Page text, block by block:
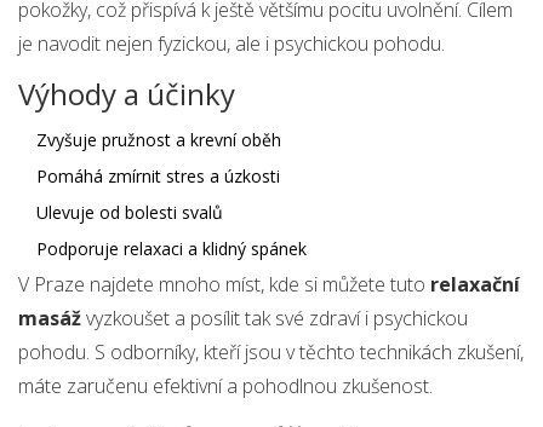
pokožky, což přispívá k ještě většímu pocitu uvolnění. Cílem
je navodit nejen fyzickou, ale i psychickou pohodu.
Výhody a účinky
Zvyšuje pružnost a krevní oběh
Pomáhá zmírnit stres a úzkosti
Ulevuje od bolesti svalů
Podporuje relaxaci a klidný spánek
V Praze najdete mnoho míst, kde si můžete tuto relaxační
masážvyzkoušet a posílit tak své zdraví i psychickou
pohodu. S odborníky, kteří jsou v těchto technikách zkušení,
máte zaručenu efektivní a pohodlnou zkušenost.